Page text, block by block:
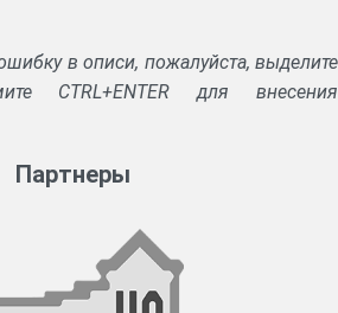
в описи, пожалуйста, выделите
CTRL+ENTER для внесения
Партнеры